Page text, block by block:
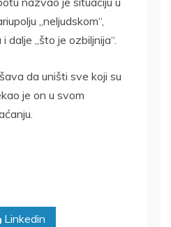
„neljudskom“,
dalje „što je ozbiljnija“.
da uništi sve koji su
je on u svom
Linkedin